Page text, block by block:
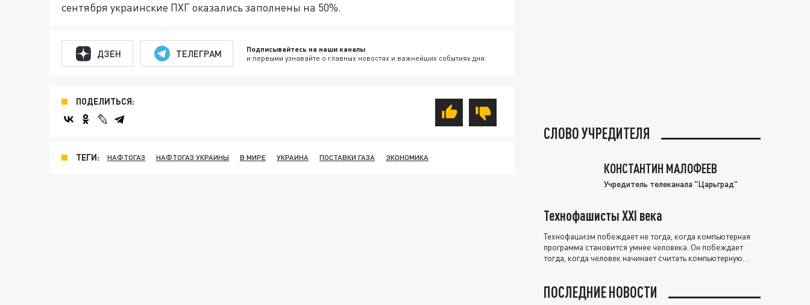
сентября украинские ПХГ оказались заполнены на 50%.
ДЗЕН ТЕЛЕГРАМ Подписывайтесь на наши каналы
и первыми узнавайте о главных новостях и важнейших событиях дня.
ПОДЕЛИТЬСЯ:
ТЕГИ: НАФТОГАЗ НАФТОГАЗ УКРАИНЫ В МИРЕ УКРАИНА ПОСТАВКИ ГАЗА ЭКОНОМИКА
СЛОВО УЧРЕДИТЕЛЯ
КОНСТАНТИН МАЛОФЕЕВ
Учредитель телеканала "Царьград"
Технофашисты XXI века
Технофашизм побеждает не тогда, когда компьютерная
программа становится умнее человека. Он побеждает
тогда, когда человек начинает считать компьютерную
ПОСЛЕДНИЕ НОВОСТИ